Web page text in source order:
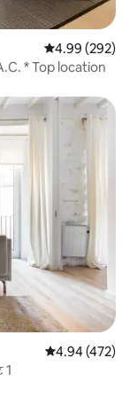
औसत रेटिंग 5 में से
4.99 (292)
* Top location
औसत रेटिंग 5 में से
4.94 (472)
1